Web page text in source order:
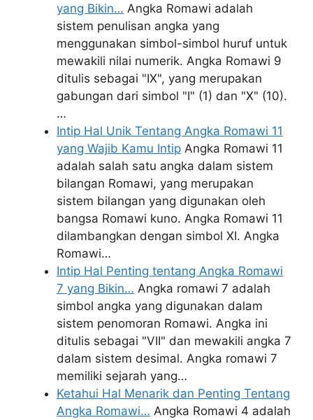
yang Bikin… Angka Romawi adalah
sistem penulisan angka yang
menggunakan simbol-simbol huruf untuk
mewakili nilai numerik. Angka Romawi 9
ditulis sebagai "IX", yang merupakan
gabungan dari simbol "I" (1) dan "X" (10).
…
Intip Hal Unik Tentang Angka Romawi 11
yang Wajib Kamu Intip Angka Romawi 11
adalah salah satu angka dalam sistem
bilangan Romawi, yang merupakan
sistem bilangan yang digunakan oleh
bangsa Romawi kuno. Angka Romawi 11
dilambangkan dengan simbol XI. Angka
Romawi…
Intip Hal Penting tentang Angka Romawi
7 yang Bikin… Angka romawi 7 adalah
simbol angka yang digunakan dalam
sistem penomoran Romawi. Angka ini
ditulis sebagai "VII" dan mewakili angka 7
dalam sistem desimal. Angka romawi 7
memiliki sejarah yang…
Ketahui Hal Menarik dan Penting Tentang
Angka Romawi… Angka Romawi 4 adalah